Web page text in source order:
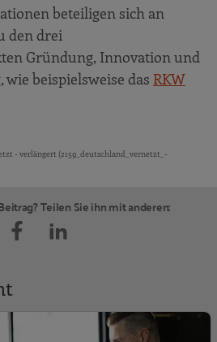
beteiligen sich an
den drei
Gründung, Innovation und
beispielsweise das RKW
Hinweise
- verlängert (2159_deutschland_vernetzt_-
Teilen Sie ihn mit anderen: